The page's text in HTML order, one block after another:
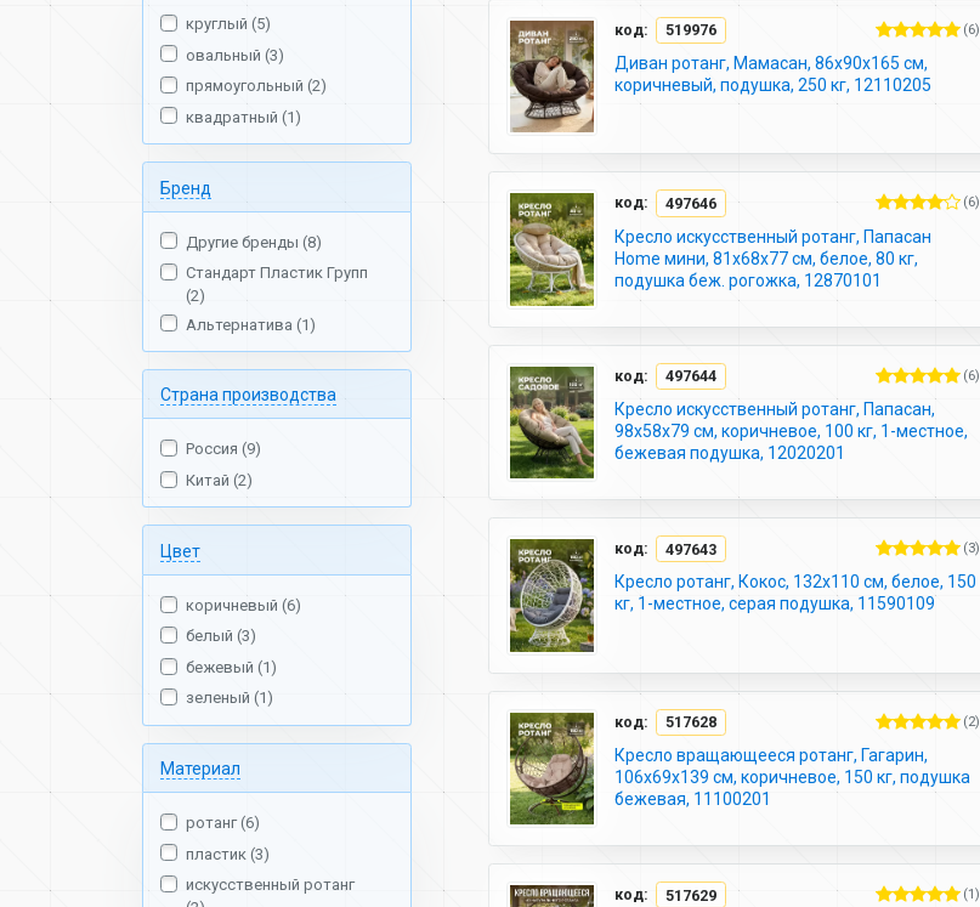
круглый (5)
овальный (3)
прямоугольный (2)
квадратный (1)
Бренд
Другие бренды (8)
Стандарт Пластик Групп
(2)
Альтернатива (1)
Страна производства
Россия (9)
Китай (2)
Цвет
коричневый (6)
белый (3)
бежевый (1)
зеленый (1)
Материал
ротанг (6)
пластик (3)
искусственный ротанг
код: 519976 (6)
Диван ротанг, Мамасан, 86х90х165 см,
коричневый, подушка, 250 кг, 12110205
код: 497646 (6)
Кресло искусственный ротанг, Папасан
Home мини, 81х68х77 см, белое, 80 кг,
подушка беж. рогожка, 12870101
код: 497644 (6)
Кресло искусственный ротанг, Папасан,
98х58х79 см, коричневое, 100 кг, 1-местное,
бежевая подушка, 12020201
код: 497643 (3)
Кресло ротанг, Кокос, 132х110 см, белое, 150
кг, 1-местное, серая подушка, 11590109
код: 517628 (2)
Кресло вращающееся ротанг, Гагарин,
106х69х139 см, коричневое, 150 кг, подушка
бежевая, 11100201
код: 517629 (1)